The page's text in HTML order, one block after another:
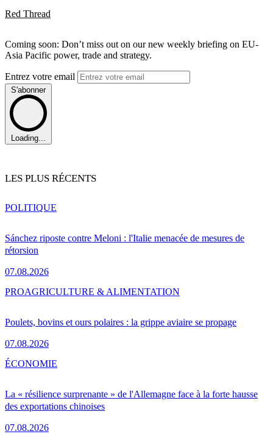
Red Thread
Coming soon: Don’t miss out on our new weekly briefing on EU-
Asia Pacific power, trade and strategy.
Entrez votre email
S'abonner
Loading...
LES PLUS RÉCENTS
Sánchez riposte contre Meloni : l'Italie menacée de mesures de
rétorsion
07.08.2026
POLITIQUE
Poulets, bovins et ours polaires : la grippe aviaire se propage
07.08.2026
PROAGRICULTURE & ALIMENTATION
La « résilience surprenante » de l'Allemagne face à la forte hausse
des exportations chinoises
07.08.2026
ÉCONOMIE